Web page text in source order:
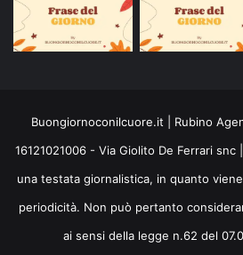
Buongiornoconilcuore.it | Rubino
16121021006 - Via Giolito De Ferrari
una testata giornalistica, in quanto
periodicità. Non può pertanto
ai sensi della legge n.62 del